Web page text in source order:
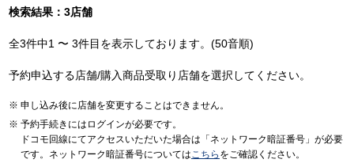
検索結果：3店舗
全3件中1 〜 3件目を表示しております。(50音順)
予約申込する店舗/購入商品受取り店舗を選択してください。
申し込み後に店舗を変更することはできません。
予約手続きにはログインが必要です。
ドコモ回線にてアクセスいただいた場合は「ネットワーク暗証番号」が必要
です。ネットワーク暗証番号についてはこちら をご確認ください。